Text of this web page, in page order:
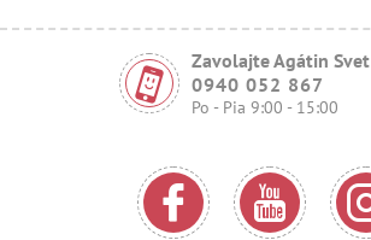
Zavolajte Agátin Svet
0940 052 867
Po - Pia 9:00 - 15:00